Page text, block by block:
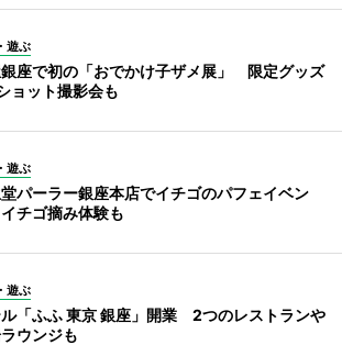
遊ぶ
座で初の「おでかけ子ザメ展」 限定グッズ
ョット撮影会も
遊ぶ
パーラー銀座本店でイチゴのパフェイベン
チゴ摘み体験も
遊ぶ
「ふふ 東京 銀座」開業 2つのレストランや
ウンジも